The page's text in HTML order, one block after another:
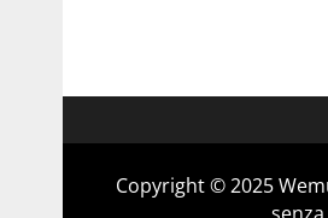
Copyright © 2025